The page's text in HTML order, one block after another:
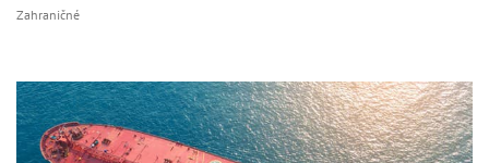
Zahraničné